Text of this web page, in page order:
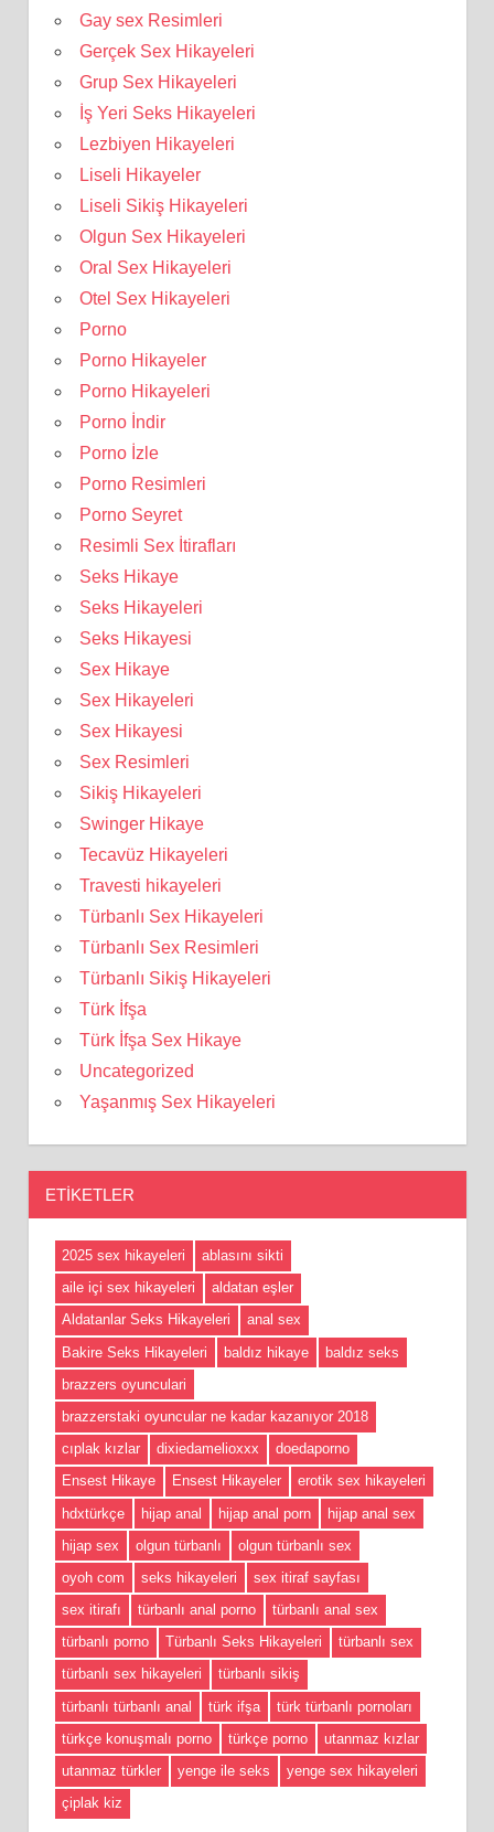
Gay sex Resimleri
Gerçek Sex Hikayeleri
Grup Sex Hikayeleri
İş Yeri Seks Hikayeleri
Lezbiyen Hikayeleri
Liseli Hikayeler
Liseli Sikiş Hikayeleri
Olgun Sex Hikayeleri
Oral Sex Hikayeleri
Otel Sex Hikayeleri
Porno
Porno Hikayeler
Porno Hikayeleri
Porno İndir
Porno İzle
Porno Resimleri
Porno Seyret
Resimli Sex İtirafları
Seks Hikaye
Seks Hikayeleri
Seks Hikayesi
Sex Hikaye
Sex Hikayeleri
Sex Hikayesi
Sex Resimleri
Sikiş Hikayeleri
Swinger Hikaye
Tecavüz Hikayeleri
Travesti hikayeleri
Türbanlı Sex Hikayeleri
Türbanlı Sex Resimleri
Türbanlı Sikiş Hikayeleri
Türk İfşa
Türk İfşa Sex Hikaye
Uncategorized
Yaşanmış Sex Hikayeleri
ETIKETLER
2025 sex hikayeleri
ablasını sikti
aile içi sex hikayeleri
aldatan eşler
Aldatanlar Seks Hikayeleri
anal sex
Bakire Seks Hikayeleri
baldız hikaye
baldız seks
brazzers oyunculari
brazzerstaki oyuncular ne kadar kazanıyor 2018
cıplak kızlar
dixiedamelioxxx
doedaporno
Ensest Hikaye
Ensest Hikayeler
erotik sex hikayeleri
hdxtürkçe
hijap anal hijap anal porn
hijap anal sex
hijap sex
olgun türbanlı
olgun türbanlı sex
oyoh com
seks hikayeleri
sex itiraf sayfası
sex itirafı
türbanlı anal porno
türbanlı anal sex
türbanlı porno
Türbanlı Seks Hikayeleri
türbanlı sex
türbanlı sex hikayeleri
türbanlı sikiş
türbanlı türbanlı anal
türk ifşa
türk türbanlı pornoları
türkçe konuşmalı porno
türkçe porno
utanmaz kızlar
utanmaz türkler
yenge ile seks
yenge sex hikayeleri
çiplak kiz